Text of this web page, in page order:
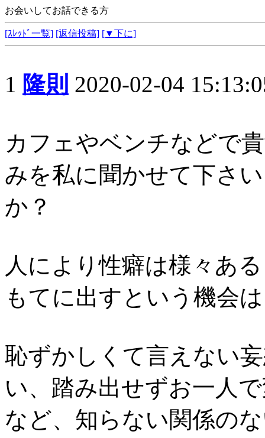
お会いしてお話できる方
[ｽﾚｯﾄﾞ一覧] [返信投稿] [▼下に]
1 隆則 2020-02-04
カフェやベンチなどで
みを私に聞かせて下さ
か？
人により性癖は様々あ
もてに出すという機会
恥ずかしくて言えない
い、踏み出せずお一人
など、知らない関係の